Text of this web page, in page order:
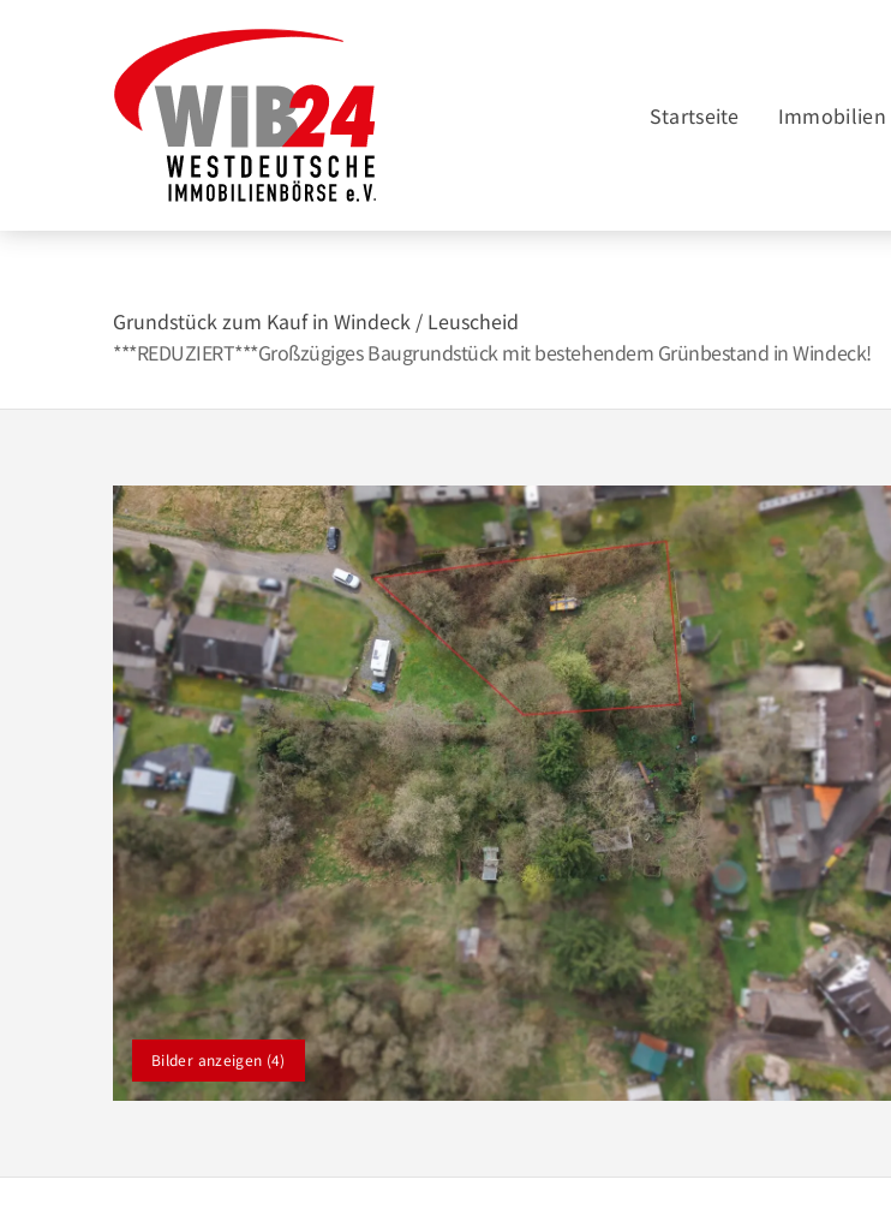
Startseite Immobilien
Grundstück zum Kauf in Windeck / Leuscheid
***REDUZIERT***Großzügiges Baugrundstück mit bestehendem Grünbestand in Windeck!
Bilder anzeigen (4)